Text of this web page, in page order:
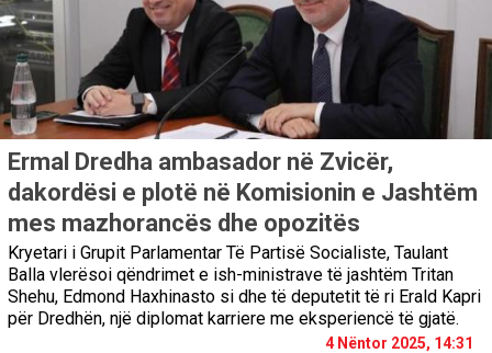
Ermal Dredha ambasador në Zvicër,
dakordësi e plotë në Komisionin e Jashtëm
mes mazhorancës dhe opozitës
Kryetari i Grupit Parlamentar Të Partisë Socialiste, Taulant
Balla vlerësoi qëndrimet e ish-ministrave të jashtëm Tritan
Shehu, Edmond Haxhinasto si dhe të deputetit të ri Erald Kapri
për Dredhën, një diplomat karriere me eksperiencë të gjatë.
4 Nëntor 2025, 14:31